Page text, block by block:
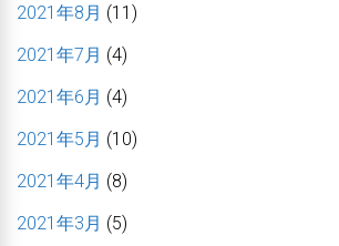
2021年8月 (11)
2021年7月 (4)
2021年6月 (4)
2021年5月 (10)
2021年4月 (8)
2021年3月 (5)